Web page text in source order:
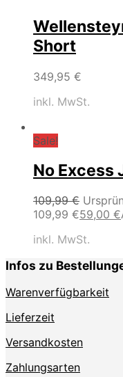
Short
349,95 €
inkl. MwSt.
Sale!
No Excess
109,99€
109,99 €59,00 €
inkl. MwSt.
Infos zu
Warenverfügbarkeit
Lieferzeit
Versandkosten
Zahlungsarten